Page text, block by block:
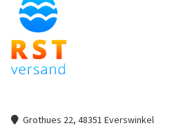
Grothues 22, 48351 Everswinkel